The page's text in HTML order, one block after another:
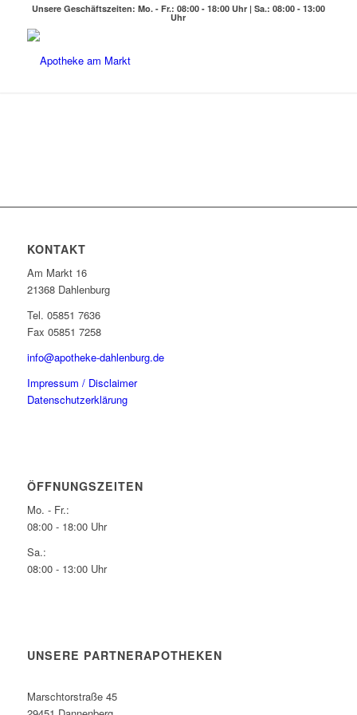
Unsere Geschäftszeiten: Mo. - Fr.: 08:00 - 18:00 Uhr | Sa.: 08:00 - 13:00
Uhr
KONTAKT
Am Markt 16
21368 Dahlenburg
Tel. 05851 7636
Fax 05851 7258
info@apotheke-dahlenburg.de
Impressum / Disclaimer
Datenschutzerklärung
ÖFFNUNGSZEITEN
Mo. - Fr.:
08:00 - 18:00 Uhr
Sa.:
08:00 - 13:00 Uhr
UNSERE PARTNERAPOTHEKEN
Marschtorstraße 45